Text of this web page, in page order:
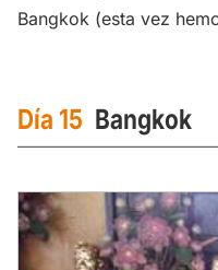
Bangkok (esta vez
Día 15 Bangkok